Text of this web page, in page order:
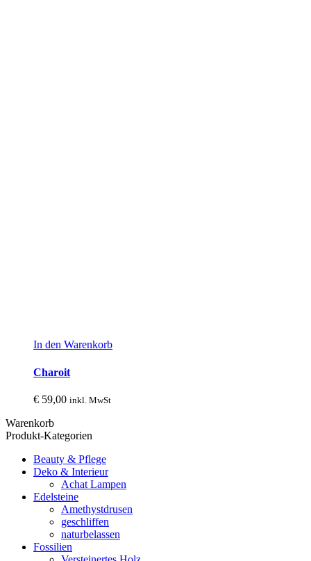
In den Warenkorb
Charoit
€ 59,00 inkl. MwSt
Warenkorb
Produkt-Kategorien
Beauty & Pflege
Deko & Interieur
Achat Lampen
Edelsteine
Amethystdrusen
geschliffen
naturbelassen
Fossilien